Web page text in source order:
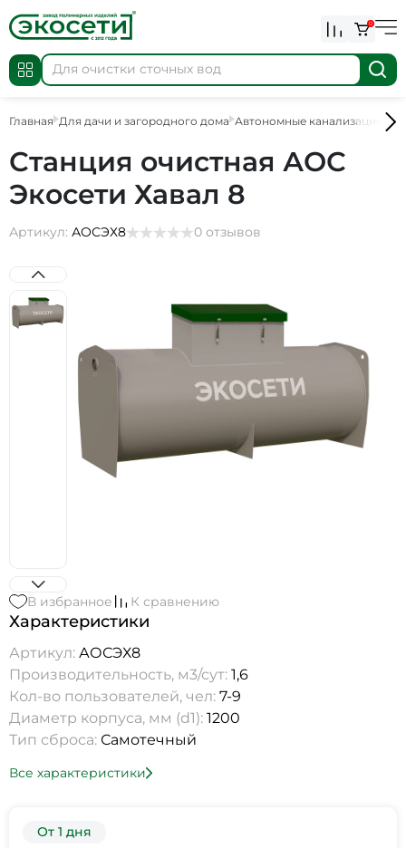
0
Главная Для дачи и загородного дома Автономные канализации
Станция очистная АОС
Экосети Хавал 8
Артикул: АОСЭХ8 0 отзывов
В избранное К сравнению
Характеристики
Артикул: АОСЭХ8
Производительность, м3/сут: 1,6
Кол-во пользователей, чел: 7-9
Диаметр корпуса, мм (d1): 1200
Тип сброса: Самотечный
Все характеристики
От 1 дня